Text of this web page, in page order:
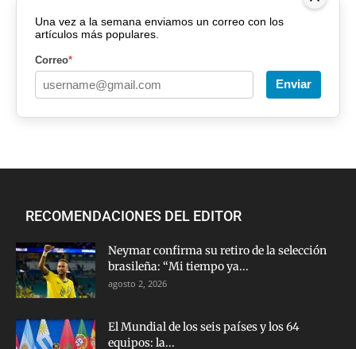
Una vez a la semana enviamos un correo con los
artículos más populares.
Correo*
Enviar
RECOMENDACIONES DEL EDITOR
Neymar confirma su retiro de la selección
brasileña: “Mi tiempo ya...
agosto 2, 2026
El Mundial de los seis países y los 64
equipos: la...